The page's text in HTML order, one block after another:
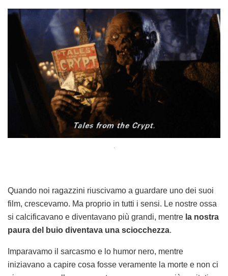
.
Quando noi ragazzini riuscivamo a guardare uno dei suoi
film, crescevamo. Ma proprio in tutti i sensi. Le nostre ossa
si calcificavano e diventavano più grandi, mentre la nostra
paura del buio diventava una sciocchezza.
Imparavamo il sarcasmo e lo humor nero, mentre
iniziavano a capire cosa fosse veramente la morte e non ci